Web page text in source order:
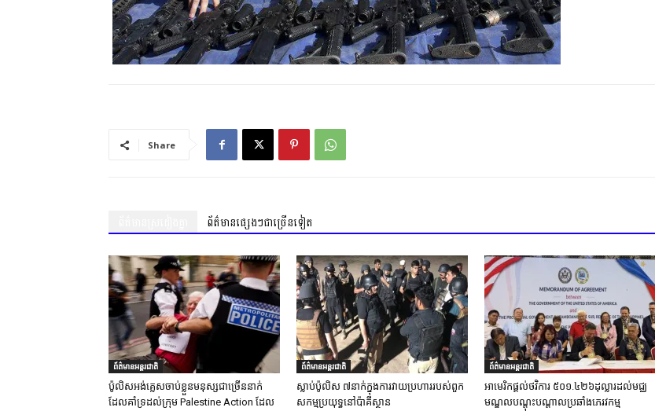
Share
ព័ត៌មានផ្សេងៗជាច្រើនទៀត
ព័ត៌មានអន្តរជាតិ
ប៉ូលិសអង់គ្លេសចាប់ខ្លួនមនុស្សជាច្រើននាក់
ដែលគាំទ្រដល់ក្រុម Palestine Action ដែល
ព័ត៌មានអន្តរជាតិ
ស្លាប់ប៉ូលិស ៧នាក់ក្នុងការវាយប្រហាររបស់ពួក
សកម្មប្រយុទ្ធនៅប៉ាគីស្ថាន
ព័ត៌មានអន្តរជាតិ
អាមេរិកផ្តល់ថវិការ ៥០១.៤២៦ដុល្លារដល់មជ្ឈ
មណ្ឌលបណ្តុះបណ្តាលប្រឆាំងភេរវកម្ម